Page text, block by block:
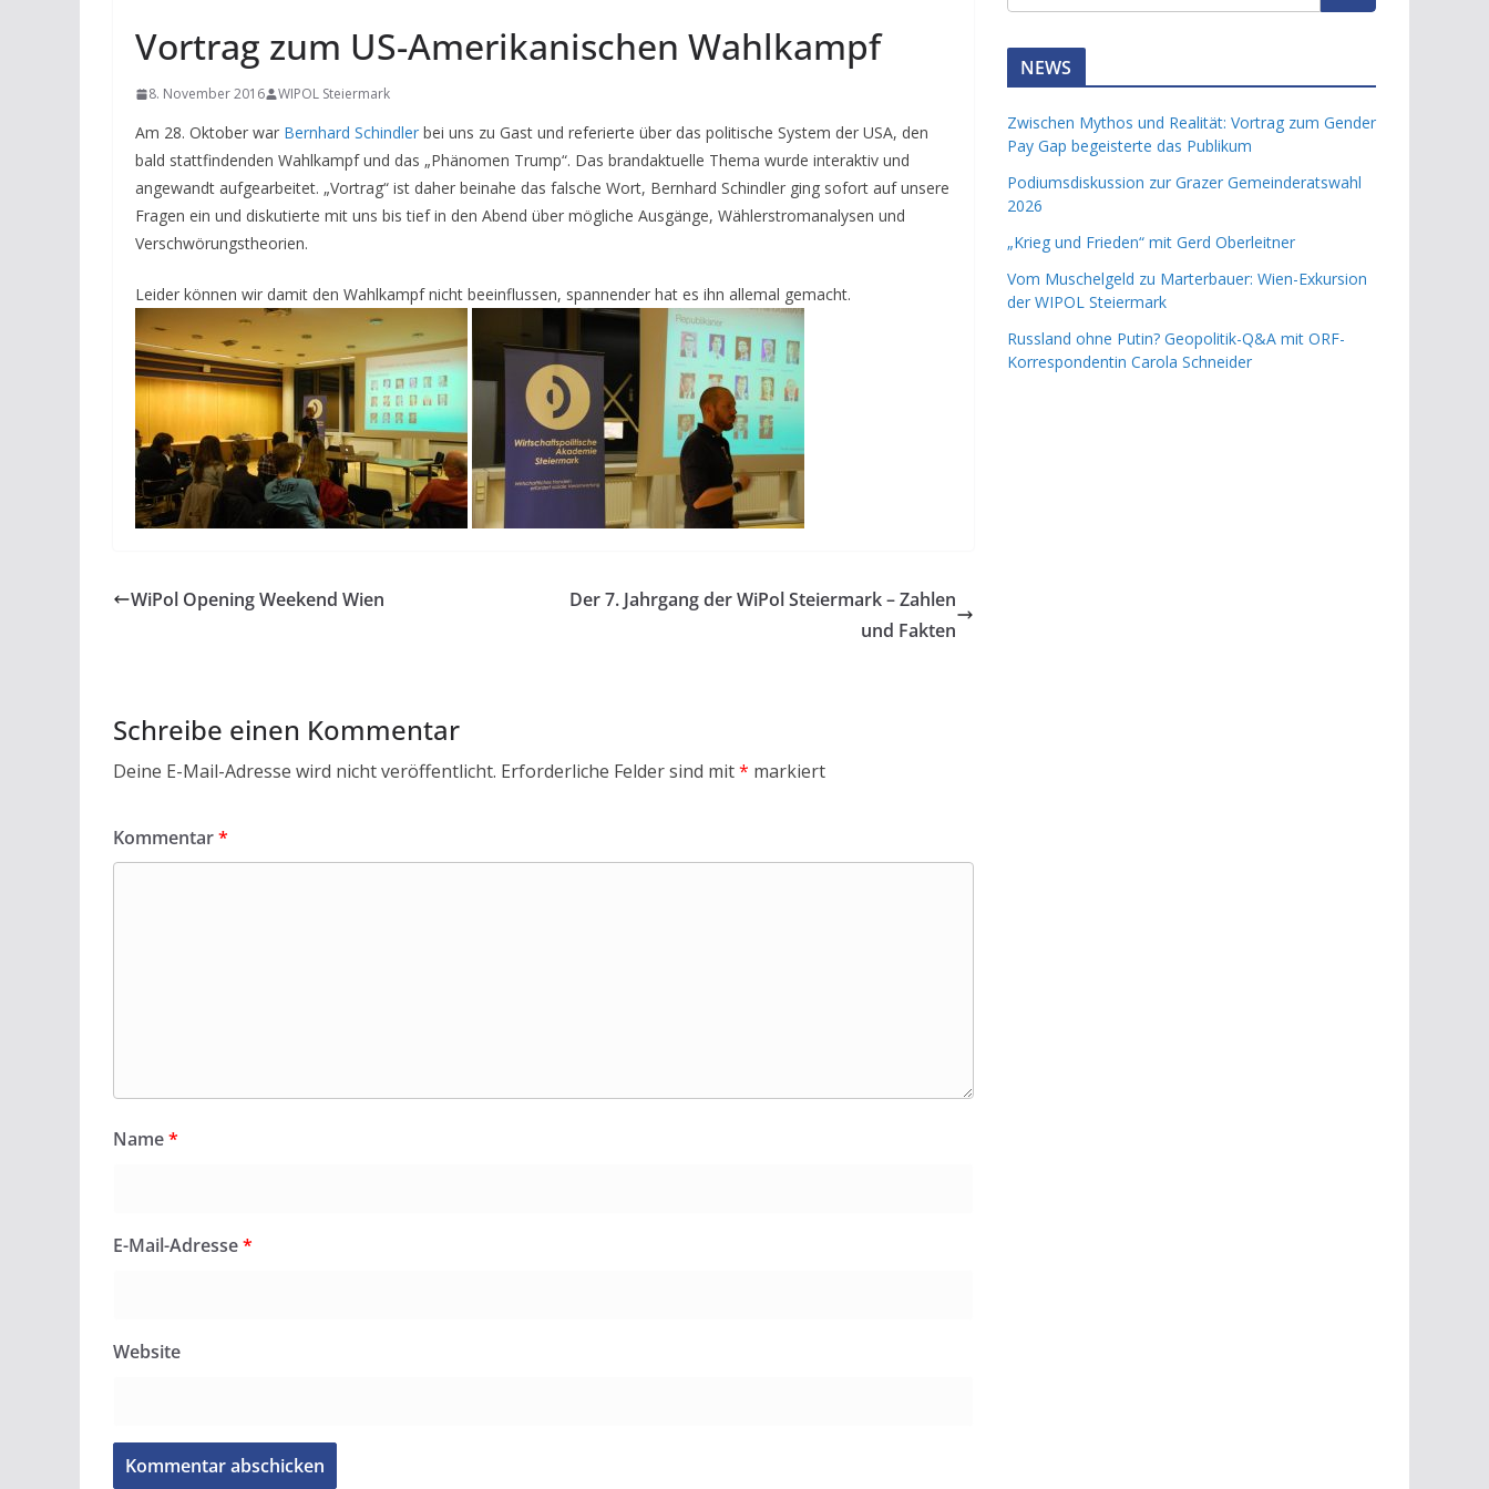
Vortrag zum US-Amerikanischen Wahlkampf
8. November 2016 WIPOL Steiermark
Am 28. Oktober war Bernhard Schindler bei uns zu Gast und referierte über das politische System der USA, den
bald stattfindenden Wahlkampf und das „Phänomen Trump“. Das brandaktuelle Thema wurde interaktiv und
angewandt aufgearbeitet. „Vortrag“ ist daher beinahe das falsche Wort, Bernhard Schindler ging sofort auf unsere
Fragen ein und diskutierte mit uns bis tief in den Abend über mögliche Ausgänge, Wählerstromanalysen und
Verschwörungstheorien.
Leider können wir damit den Wahlkampf nicht beeinflussen, spannender hat es ihn allemal gemacht.
WiPol Opening Weekend Wien
Der 7. Jahrgang der WiPol Steiermark – Zahlen
und Fakten
Schreibe einen Kommentar
Deine E-Mail-Adresse wird nicht veröffentlicht. Erforderliche Felder sind mit* markiert
Kommentar*
Name*
E-Mail-Adresse*
Website
NEWS
Zwischen Mythos und Realität: Vortrag zum Gender
Pay Gap begeisterte das Publikum
Podiumsdiskussion zur Grazer Gemeinderatswahl
2026
„Krieg und Frieden“ mit Gerd Oberleitner
Vom Muschelgeld zu Marterbauer: Wien-Exkursion
der WIPOL Steiermark
Russland ohne Putin? Geopolitik-Q&A mit ORF-
Korrespondentin Carola Schneider